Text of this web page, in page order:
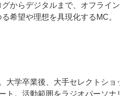
からデジタルまで、オフライ
希望や理想を具現化するMC。
大学卒業後、大手セレクトシ
ト。活動範囲をラジオパーソ